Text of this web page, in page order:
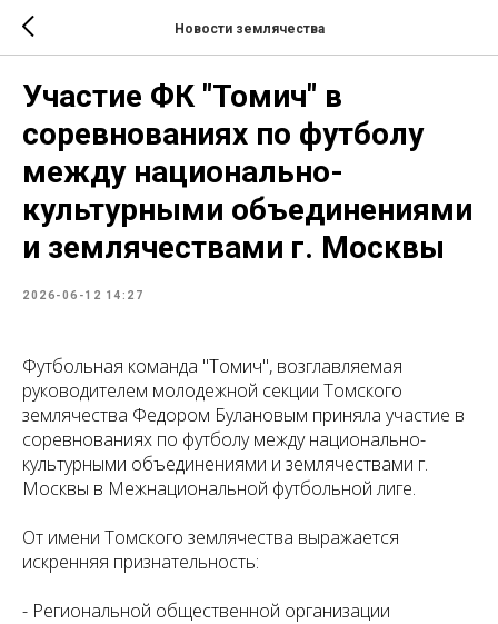
Новости землячества
Участие ФК "Томич" в
соревнованиях по футболу
между национально-
культурными объединениями
и землячествами г. Москвы
2026-06-12 14:27
Футбольная команда "Томич", возглавляемая
руководителем молодежной секции Томского
землячества Федором Булановым приняла участие в
соревнованиях по футболу между национально-
культурными объединениями и землячествами г.
Москвы в Межнациональной футбольной лиге.
От имени Томского землячества выражается
искренняя признательность:
- Региональной общественной организации